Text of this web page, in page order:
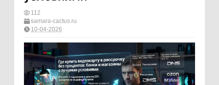
112
samara-cactus.ru
10-04-2026